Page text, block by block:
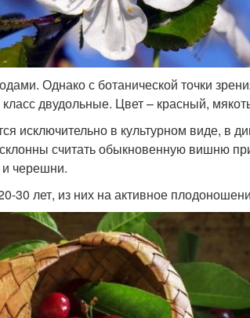
Однако с ботанической точки
двудольные. Цвет – красный,
исключительно в культурном виде, в
считать обыкновенную вишню
черешни.
30 лет, из них на активное